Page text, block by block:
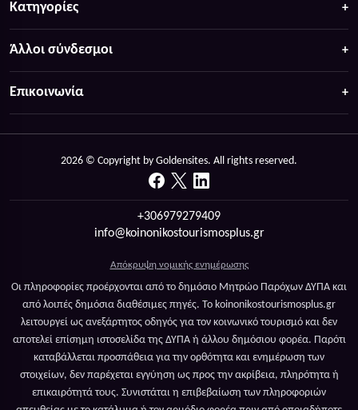
Κατηγορίες
Άλλοι σύνδεσμοι
Επικοινωνία
2026 © Copyright by Goldensites. All rights reserved.
+306979279409
info@koinonikostourismosplus.gr
Απόκρυψη νομικής ενημέρωσης
Οι πληροφορίες προέρχονται από το δημόσιο Μητρώο Παρόχων ΔΥΠΑ και
από λοιπές δημόσια διαθέσιμες πηγές. Το koinonikostourismosplus.gr
λειτουργεί ως ανεξάρτητος οδηγός για τον κοινωνικό τουρισμό και δεν
αποτελεί επίσημη ιστοσελίδα της ΔΥΠΑ ή άλλου δημόσιου φορέα. Παρότι
καταβάλλεται προσπάθεια για την ορθότητα και ενημέρωση των
στοιχείων, δεν παρέχεται εγγύηση ως προς την ακρίβεια, πληρότητα ή
επικαιρότητά τους. Συνιστάται η επιβεβαίωση των πληροφοριών